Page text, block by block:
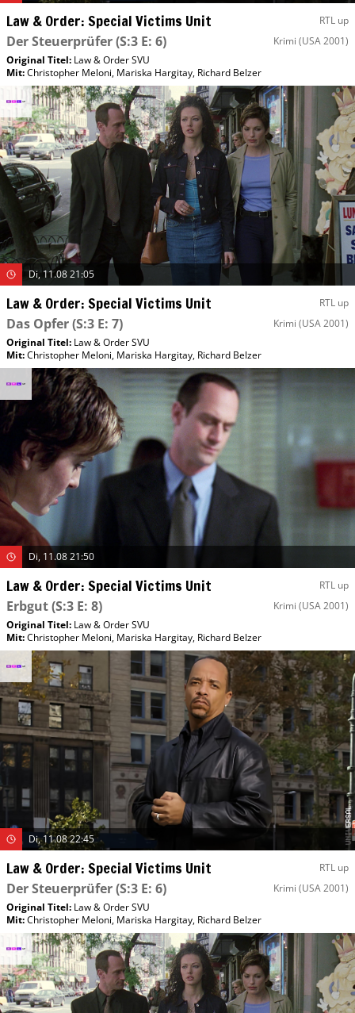
Law & Order: Special Victims Unit RTL up
Der Steuerprüfer(S:3 E: 6) Krimi (USA 2001)
Original Titel: Law & Order SVU
Mit:Christopher Meloni, Mariska Hargitay, Richard Belzer
Di, 11.08 21:05
Law & Order: Special Victims Unit RTL up
Das Opfer(S:3 E: 7) Krimi (USA 2001)
Original Titel: Law & Order SVU
Mit:Christopher Meloni, Mariska Hargitay, Richard Belzer
Di, 11.08 21:50
Law & Order: Special Victims Unit RTL up
Erbgut(S:3 E: 8) Krimi (USA 2001)
Original Titel: Law & Order SVU
Mit:Christopher Meloni, Mariska Hargitay, Richard Belzer
Di, 11.08 22:45
Law & Order: Special Victims Unit RTL up
Der Steuerprüfer(S:3 E: 6) Krimi (USA 2001)
Original Titel: Law & Order SVU
Mit:Christopher Meloni, Mariska Hargitay, Richard Belzer